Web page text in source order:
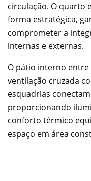
circulação. O quarto
forma estratégica,
comprometer a
internas e externas.
O pátio interno entre
ventilação cruzada
esquadrias
proporcionando
conforto térmico
espaço em área